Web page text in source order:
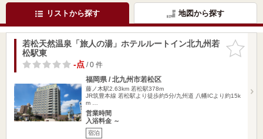
リストから探す 地図から探す
お気に入
りに追加
若松天然温泉「旅人の湯」ホテルルートイン北九州若
松駅東
-点/ 0 件
福岡県 / 北九州市若松区
藤ノ木駅2.63km 若松駅378m
JR筑豊本線 若松駅より徒歩約5分/九州道 八幡ICより約15k
m …
営業時間
入浴料金 ～
宿泊